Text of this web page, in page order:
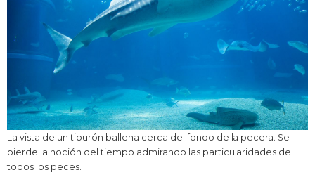
La vista de un tiburón ballena cerca del fondo de la pecera. Se
pierde la noción del tiempo admirando las particularidades de
todos los peces.